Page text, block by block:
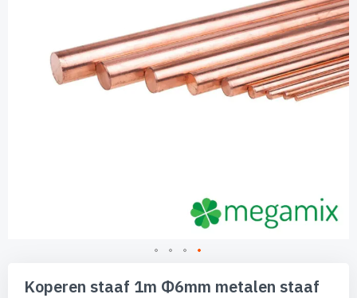
naarKoperen staaf 1m Φ6mm metalen staaf